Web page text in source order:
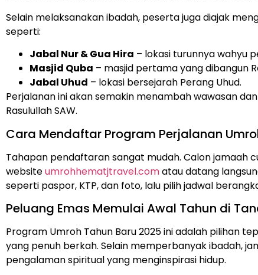
Selain melaksanakan ibadah, peserta juga diajak
seperti:
Jabal Nur & Gua Hira – lokasi turunnya wahyu
Masjid Quba – masjid pertama yang dibangun
Jabal Uhud – lokasi bersejarah Perang Uhud.
Perjalanan ini akan semakin menambah wawasan
Rasulullah SAW.
Cara Mendaftar Program Perjalanan
Tahapan pendaftaran sangat mudah. Calon jamaah
websiteumrohhematjtravel.comatau datang
seperti paspor, KTP, dan foto, lalu pilih jadwal
Peluang Emas Memulai Awal Tahun di
Program Umroh Tahun Baru 2025 ini adalah pilihan
yang penuh berkah. Selain memperbanyak ibadah,
pengalaman spiritual yang menginspirasi hidup.